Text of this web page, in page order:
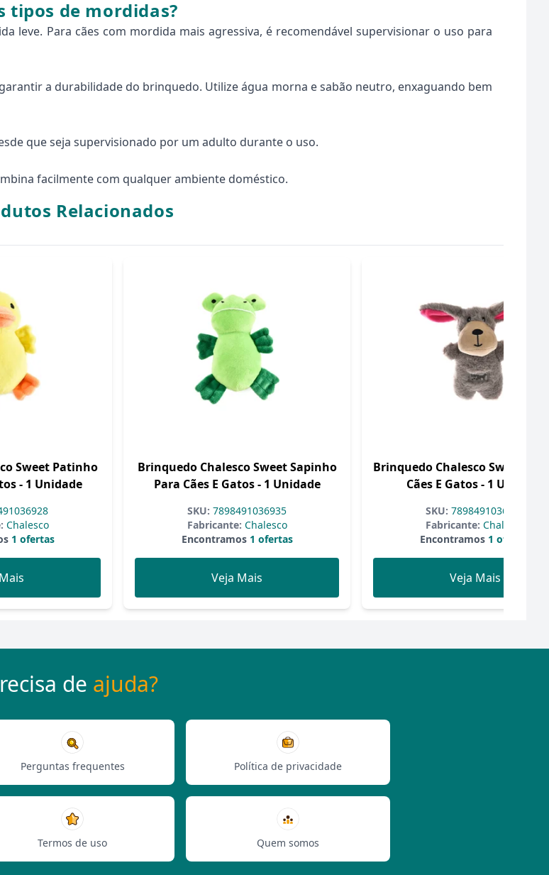
tipos de mordidas?
leve. Para cães com mordida mais agressiva, é recomendável supervisionar o uso para
a durabilidade do brinquedo. Utilize água morna e sabão neutro, enxaguando bem
que seja supervisionado por um adulto durante o uso.
facilmente com qualquer ambiente doméstico.
Relacionados
Sweet Patinho
- 1 Unidade
Chalesco
1 ofertas
Brinquedo Chalesco Sweet Sapinho
Para Cães E Gatos - 1 Unidade
SKU: 7898491036935
Fabricante: Chalesco
Encontramos1 ofertas
Veja Mais
Brinquedo Chalesco Sweet
Cães E Gatos - 1 Unidade
SKU: 7898491036904
Fabricante: Chalesco
Encontramos1 ofertas
Veja Mais
de ajuda?
Perguntas frequentes Política de privacidade
Termos de uso Quem somos